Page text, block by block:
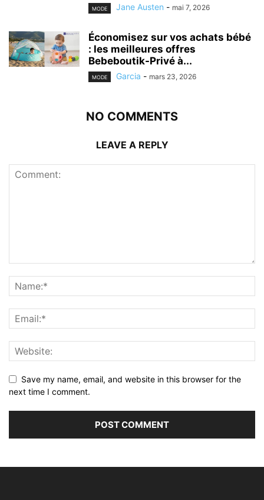
MODE Jane Austen - mai 7, 2026
Économisez sur vos achats bébé
: les meilleures offres
Bebeboutik-Privé à...
MODE Garcia - mars 23, 2026
NO COMMENTS
LEAVE A REPLY
Save my name, email, and website in this browser for the
next time I comment.